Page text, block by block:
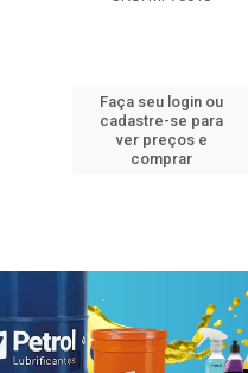
Faça seu login ou
cadastre-se para
ver preços e
comprar